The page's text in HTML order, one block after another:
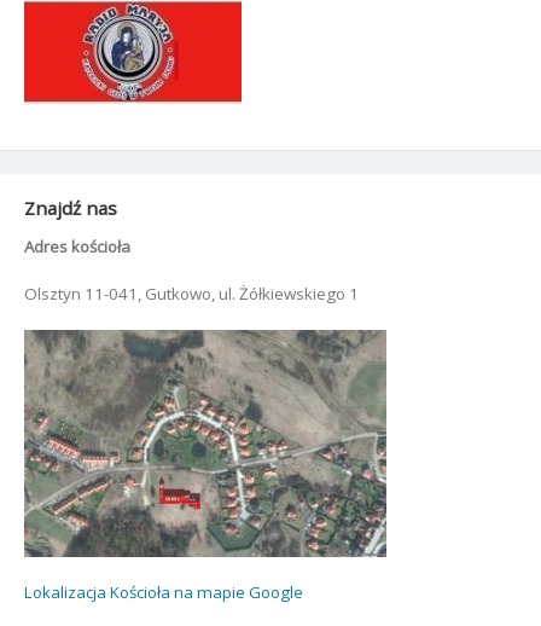
Znajdź nas
Adres kościoła
Olsztyn 11-041, Gutkowo, ul. Żółkiewskiego 1
Lokalizacja Kościoła na mapie Google